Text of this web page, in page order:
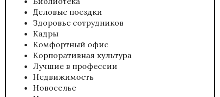
Деловые поездки
Здоровье сотрудников
Кадры
Комфортный офис
Корпоративная культура
Лучшие в профессии
Недвижимость
Новоселье